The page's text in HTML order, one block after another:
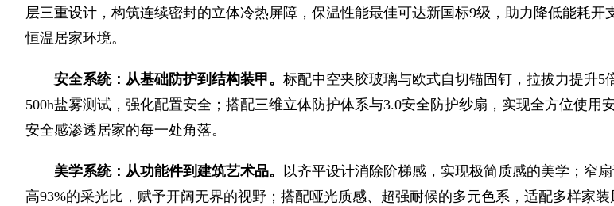
层三重设计，构筑连续密封的立体冷热屏障，保温性能最佳可达新国标9级，助力降低能耗开
恒温居家环境。
安全系统：从基础防护到结构装甲。 标配中空夹胶玻璃与欧式自切锚固钉，拉拔力提升5
500h盐雾测试，强化配置安全；搭配三维立体防护体系与3.0安全防护纱扇，实现全方位使用
安全感渗透居家的每一处角落。
美学系统：从功能件到建筑艺术品。 以齐平设计消除阶梯感，实现极简质感的美学；窄
高93%的采光比，赋予开阔无界的视野；搭配哑光质感、超强耐候的多元色系，适配多样家装